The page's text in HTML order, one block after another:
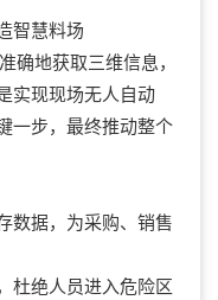
智慧料场
地获取三维信息，
实现现场无人自动
一步，最终推动整个
据，为采购、销售
绝人员进入危险区